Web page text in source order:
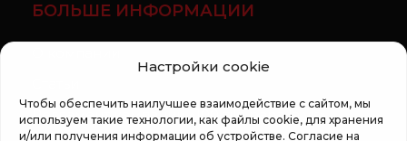
Настройки cookie
Чтобы обеспечить наилучшее взаимодействие с сайтом, мы
используем такие технологии, как файлы cookie, для хранения
и/или получения информации об устройстве. Согласие на
БОЛЬШЕ ИНФОРМАЦИИ
Регламент кампании «100 zile pana la vis»